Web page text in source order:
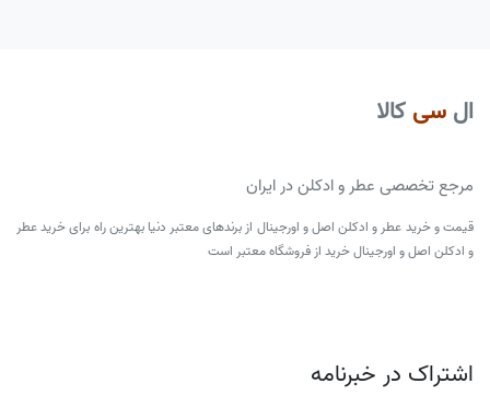
ال سی کالا
مرجع تخصصی عطر و ادکلن در ایران
قیمت و خرید عطر و ادکلن اصل و اورجینال از برندهای معتبر دنیا بهترین راه برای خرید عطر
و ادکلن اصل و اورجینال خرید از فروشگاه معتبر است
اشتراک در خبرنامه